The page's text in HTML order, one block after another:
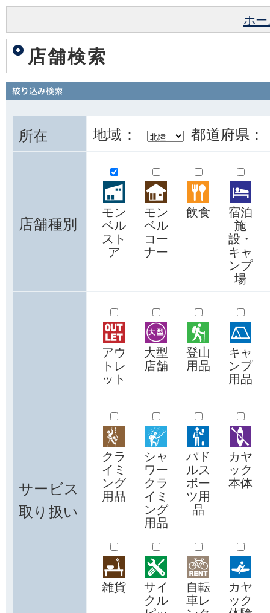
ホ
店舗検索
所在 地域： 都道府県：
店舗種別
モン
ベル
スト
ア
モン
ベル
コー
ナー
飲食 宿泊
施
設・
キャ
ンプ
場
サービス
取り扱い
アウ
トレ
ット
大型
店舗
登山
用品
キャ
ンプ
用品
クラ
イミ
ング
用品
シャ
ワー
クラ
イミ
ング
用品
パド
ルス
ポー
ツ用
品
カヤ
ック
本体
雑貨 サイ
クル
自転
車レ
カヤ
ック